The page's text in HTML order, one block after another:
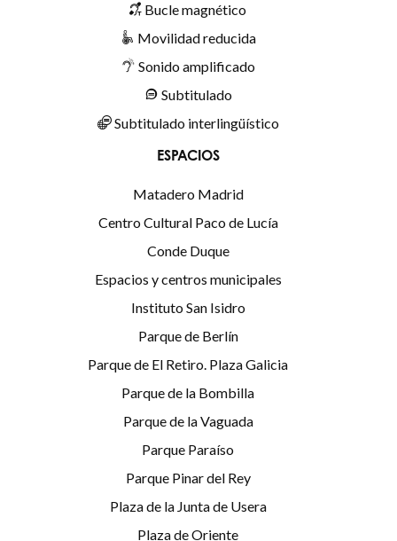
Bucle magnético
Movilidad reducida
Sonido amplificado
Subtitulado
Subtitulado interlingüístico
ESPACIOS
Matadero Madrid
Centro Cultural Paco de Lucía
Conde Duque
Espacios y centros municipales
Instituto San Isidro
Parque de Berlín
Parque de El Retiro. Plaza Galicia
Parque de la Bombilla
Parque de la Vaguada
Parque Paraíso
Parque Pinar del Rey
Plaza de la Junta de Usera
Plaza de Oriente